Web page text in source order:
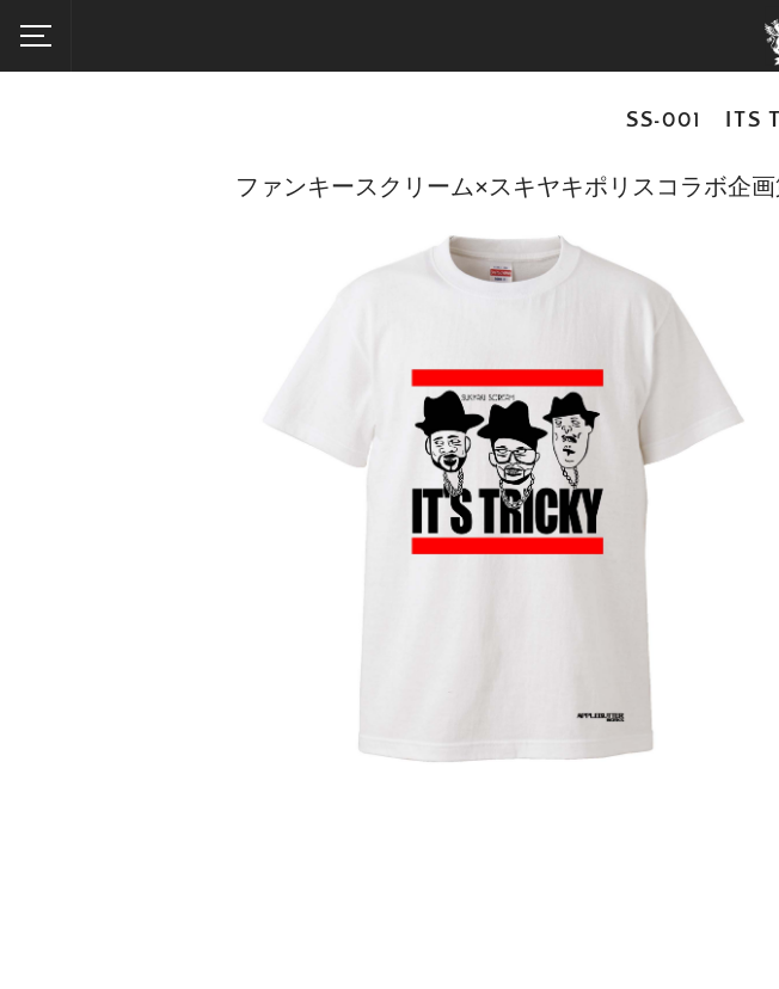
SS-001 ITS
ファンキースクリーム×スキヤキポリスコラボ企画